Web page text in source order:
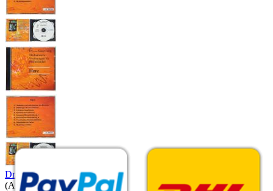
Dr. rer. nat. Klaus Jung
(Art.Nr.:HPCD8)